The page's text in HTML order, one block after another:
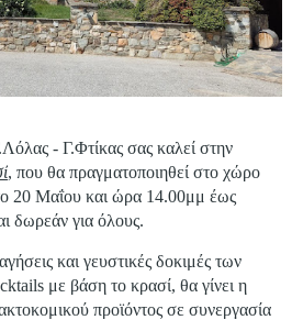
- Γ.Φτίκας σας καλεί στην
, που θα πραγματοποιηθεί στο χώρο
20 Μαΐου και ώρα 14.00μμ έως
δωρεάν για όλους.
και γευστικές δοκιμές των
με βάση το κρασί, θα γίνει η
προϊόντος σε συνεργασία